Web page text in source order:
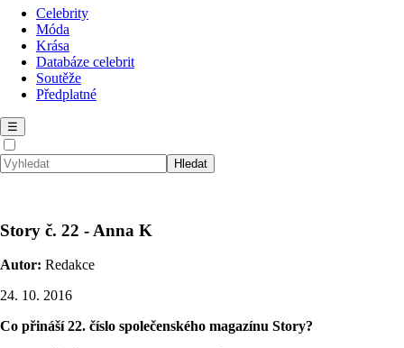
Celebrity
Móda
Krása
Databáze celebrit
Soutěže
Předplatné
☰
Story č. 22 - Anna K
Autor: Redakce
24. 10. 2016
Co přináší 22. číslo společenského magazínu Story?